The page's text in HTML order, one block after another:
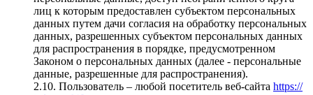
лиц к которым предоставлен субъектом персональных
данных путем дачи согласия на обработку персональных
данных, разрешенных субъектом персональных данных
для распространения в порядке, предусмотренном
Законом о персональных данных (далее - персональные
данные, разрешенные для распространения).
2.10. Пользователь – любой посетитель веб-сайта https://